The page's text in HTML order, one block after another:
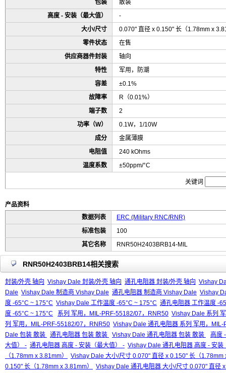
包装
散装
高度 - 安装（最大值）
-
大小/尺寸
0.070" 直径 x 0.150" 长（1.78mm x
零件状态
在售
供应商器件封装
轴向
特性
军用，防潮
容差
±0.1%
故障率
R（0.01%）
端子数
2
功率（W）
0.1W，1/10W
成分
金属薄膜
电阻值
240 kOhms
温度系数
±50ppm/°C
关键词
产品资料
数据列表
ERC (Military RNC/RNR)
标准包装
100
其它名称
RNR50H2403BRB14-MIL
RNR50H2403BRB14相关搜索
封装/外壳 轴向 Vishay Dale 封装/外壳 轴向 通孔电阻器 封装/外壳 轴向 Vishay
Dale Vishay Dale 制造商 Vishay Dale 通孔电阻器 制造商 Vishay Dale Vishay
度 -65°C ~ 175°C Vishay Dale 工作温度 -65°C ~ 175°C 通孔电阻器 工作温度 -
度 -65°C ~ 175°C
系列 军用，MIL-PRF-55182/07，RNR50 Vishay Dale 系列
列 军用，MIL-PRF-55182/07，RNR50 Vishay Dale 通孔电阻器 系列 军用，
Dale 包装 散装
通孔电阻器 包装 散装 Vishay Dale 通孔电阻器 包装 散装
高度
大值） - 通孔电阻器 高度 - 安装（最大值） - Vishay Dale 通孔电阻器 高度 - 安装
（1.78mm x 3.81mm）
Vishay Dale 大小/尺寸 0.070" 直径 x 0.150" 长（1.78mm
0.150" 长（1.78mm x 3.81mm）
Vishay Dale 通孔电阻器 大小/尺寸 0.070" 直径